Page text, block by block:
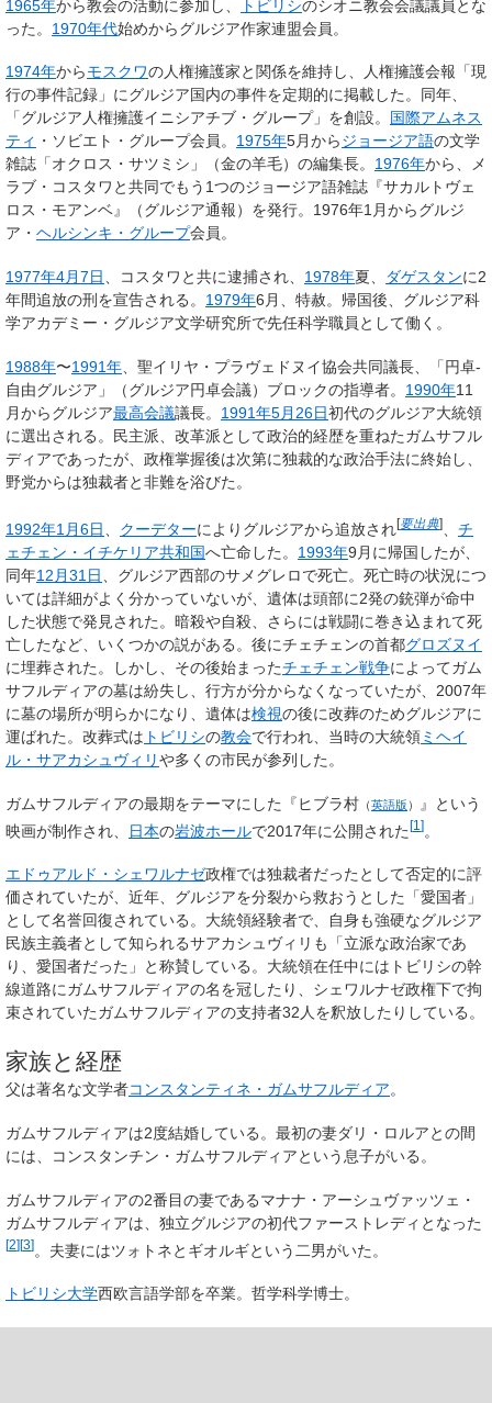
1965年から教会の活動に参加し、 トビリシのシオニ教会会議議員とな
った。 1970年代始めからグルジア作家連盟会員。
1974年からモスクワの人権擁護家と関係を維持し、人権擁護会報「現
行の事件記録」にグルジア国内の事件を定期的に掲載した。同年、
「グルジア人権擁護イニシアチブ・グループ」を創設。 国際アムネス
ティ ・ソビエト・グループ会員。 1975年5月からジョージア語の文学
雑誌「オクロス・サツミシ」（金の羊毛）の編集長。 1976年から、メ
ラブ・コスタワと共同でもう1つのジョージア語雑誌『サカルトヴェ
ロス・モアンベ』（グルジア通報）を発行。1976年1月からグルジ
ア・ ヘルシンキ・グループ会員。
1977年4月7日 、コスタワと共に逮捕され、 1978年夏、 ダゲスタンに2
年間追放の刑を宣告される。 1979年6月、特赦。帰国後、グルジア科
学アカデミー・グルジア文学研究所で先任科学職員として働く。
1988年〜1991年 、聖イリヤ・プラヴェドヌイ協会共同議長、「円卓-
自由グルジア」（グルジア円卓会議）ブロックの指導者。 1990年11
月からグルジア最高会議議長。 1991年5月26日初代のグルジア大統領
に選出される。民主派、改革派として政治的経歴を重ねたガムサフル
ディアであったが、政権掌握後は次第に独裁的な政治手法に終始し、
野党からは独裁者と非難を浴びた。
1992年1月6日 クーデターによりグルジアから追放され[要出典]
チ
ェチェン・イチケリア共和国へ亡命した。 1993年9月に帰国したが、
同年12月31日
、グルジア西部のサメグレロで死亡。死亡時の状況につ
いては詳細がよく分かっていないが、遺体は頭部に2発の銃弾が命中
した状態で発見された。暗殺や自殺、さらには戦闘に巻き込まれて死
亡したなど、いくつかの説がある。後にチェチェンの首都グロズヌイ
に埋葬された。しかし、その後始まったチェチェン戦争によってガム
サフルディアの墓は紛失し、行方が分からなくなっていたが、2007年
に墓の場所が明らかになり、遺体は検視の後に改葬のためグルジアに
運ばれた。改葬式は トビリシの教会で行われ、当時の大統領ミヘイ
ル・サアカシュヴィリや多くの市民が参列した。
ガムサフルディアの最期をテーマにした『ヒブラ村 （英語版 ）
』という
映画が制作され、
日本の岩波ホールで2017年に公開された[1 ]
エドゥアルド・シェワルナゼ政権では独裁者だったとして否定的に評
価されていたが、近年、グルジアを分裂から救おうとした「愛国者」
として名誉回復されている。大統領経験者で、自身も強硬なグルジア
民族主義者として知られるサアカシュヴィリも「立派な政治家であ
り、愛国者だった」と称賛している。大統領在任中にはトビリシの幹
線道路にガムサフルディアの名を冠したり、シェワルナゼ政権下で拘
束されていたガムサフルディアの支持者32人を釈放したりしている。
家族と経歴
父は著名な文学者コンスタンティネ・ガムサフルディア。
ガムサフルディアは2度結婚している。最初の妻ダリ・ロルアとの間
には、コンスタンチン・ガムサフルディアという息子がいる。
ガムサフルディアの2番目の妻であるマナナ・アーシュヴァッツェ・
ガムサフルディアは、独立グルジアの初代ファーストレディとなった
[2][3]。夫妻にはツォトネとギオルギという二男がいた。
トビリシ大学西欧言語学部を卒業。哲学科学博士。